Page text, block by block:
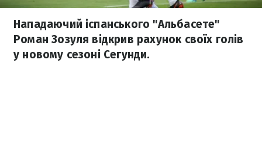
Нападаючий іспанського "Альбасете"
Роман Зозуля відкрив рахунок своїх голів
у новому сезоні Сегунди.